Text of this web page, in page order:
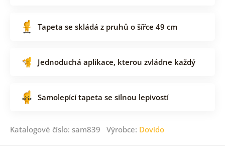
Tapeta se skládá z pruhů o šířce 49 cm
Jednoduchá aplikace, kterou zvládne každý
Samolepící tapeta se silnou lepivostí
Katalogové číslo: sam839 Výrobce: Dovido